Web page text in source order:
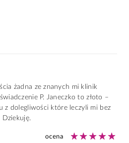
żadna ze znanych mi klinik
P. Janeczko to złoto –
z dolegliwości które leczyli mi bez
Dziekuję.
ocena